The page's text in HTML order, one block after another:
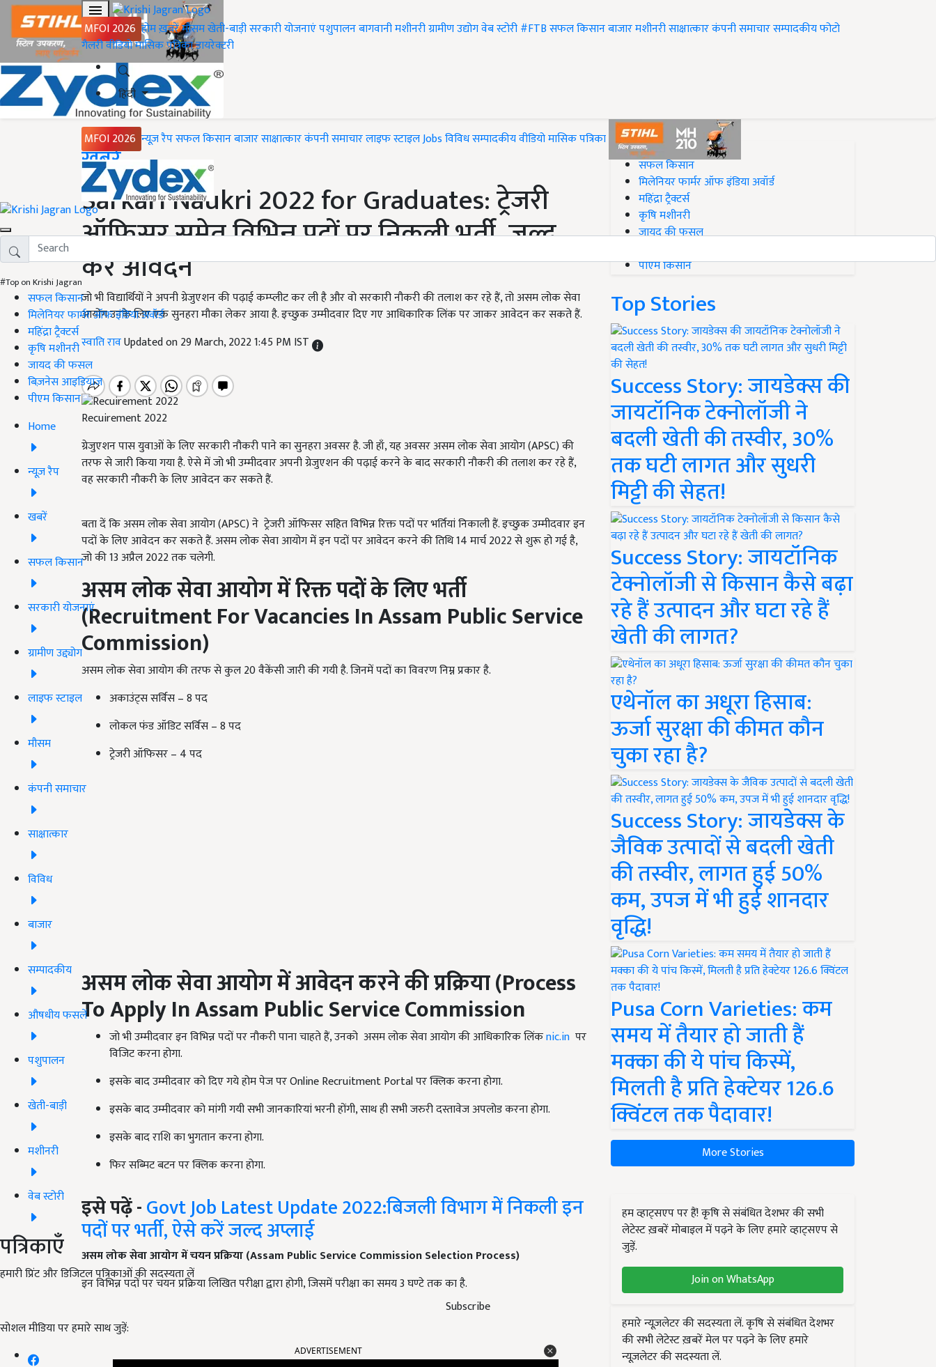
MFOI 2026 होमख़बरेंमौसमखेती-बाड़ीसरकारी योजनाएंपशुपालनबागवानीमशीनरीग्रामीण उद्योगवेब स्टोरी#FTBसफल किसानबाजारमशीनरीसाक्षात्कारकंपनी समाचारसम्पादकीयफोटो
गैलरीवीडियोमासिक पत्रिकाडायरेक्टरी
हिंदी
MFOI 2026 न्यूज़ रैपसफल किसानबाजारसाक्षात्कारकंपनी समाचारलाइफ स्टाइलJobsविविधसम्पादकीयवीडियोमासिक पत्रिका
#Top on Krishi Jagran
सफल किसान
मिलेनियर फार्मर ऑफ इंडिया अवॉर्ड
महिंद्रा ट्रैक्टर्स
कृषि मशीनरी
जायद की फसल
बिज़नेस आइडियाज
पीएम किसान
Home
न्यूज़ रैप
खबरें
सफल किसान
सरकारी योजनाएं
ग्रामीण उद्द्योग
लाइफ स्टाइल
मौसम
कंपनी समाचार
साक्षात्कार
विविध
बाजार
सम्पादकीय
औषधीय फसलें
पशुपालन
खेती-बाड़ी
मशीनरी
वेब स्टोरी
पत्रिकाएँ
हमारी प्रिंट और डिजिटल पत्रिकाओं की सदस्यता लें
Subscribe
सोशल मीडिया पर हमारे साथ जुड़ें:
Home
ख़बरें
Sarkari Naukri 2022 for Graduates: ट्रेजरी
ऑफिसर समेत विभिन्न पदों पर निकली भर्ती, जल्द
करें आवेदन
जो भी विद्यार्थियों ने अपनी ग्रेजुएशन की पढ़ाई कम्प्लीट कर ली है और वो सरकारी नौकरी की तलाश कर रहे हैं, तो असम लोक सेवा
आयोग उनके लिए एक सुनहरा मौका लेकर आया है. इच्छुक उम्मीदवार दिए गए आधिकारिक लिंक पर जाकर आवेदन कर सकते हैं.
स्वाति रावUpdated on 29 March, 2022 1:45 PM IST
Recuirement 2022
ग्रेजुएशन पास युवाओं के लिए सरकारी नौकरी पाने का सुनहरा अवसर है. जी हाँ, यह अवसर असम लोक सेवा आयोग (APSC) की
तरफ से जारी किया गया है. ऐसे में जो भी उम्मीदवार अपनी ग्रेजुएशन की पढ़ाई करने के बाद सरकारी नौकरी की तलाश कर रहे हैं,
वह सरकारी नौकरी के लिए आवेदन कर सकते हैं.
बता दें कि असम लोक सेवा आयोग (APSC) ने ट्रेजरी ऑफिसर सहित विभिन्न रिक्त पदों पर भर्तियां निकाली हैं. इच्छुक उम्मीदवार इन
पदों के लिए आवेदन कर सकते हैं. असम लोक सेवा आयोग में इन पदों पर आवेदन करने की तिथि 14 मार्च 2022 से शुरू हो गई है,
जो की 13 अप्रैल 2022 तक चलेगी.
असम लोक सेवा आयोग में रिक्त पदों के लिए भर्ती
(Recruitment For Vacancies In Assam Public Service
Commission)
असम लोक सेवा आयोग की तरफ से कुल 20 वैकेंसी जारी की गयी है. जिनमें पदों का विवरण निम्न प्रकार है.
अकाउंट्स सर्विस – 8 पद
लोकल फंड ऑडिट सर्विस – 8 पद
ट्रेजरी ऑफिसर – 4 पद
असम लोक सेवा आयोग में आवेदन करने की प्रक्रिया (Process
To Apply In Assam Public Service Commission
जो भी उम्मीदवार इन विभिन्न पदों पर नौकरी पाना चाहते हैं, उनको असम लोक सेवा आयोग की आधिकारिक लिंकnic.in पर
विजिट करना होगा.
इसके बाद उम्मीदवार को दिए गये होम पेज पर Online Recruitment Portal पर क्लिक करना होगा.
इसके बाद उम्मीदवार को मांगी गयी सभी जानकारियां भरनी होंगी, साथ ही सभी जरुरी दस्तावेज अपलोड करना होगा.
इसके बाद राशि का भुगतान करना होगा.
फिर सब्मिट बटन पर क्लिक करना होगा.
इसे पढ़ें -Govt Job Latest Update 2022:बिजली विभाग में निकली इन
पदों पर भर्ती, ऐसे करें जल्द अप्लाई
असम लोक सेवा आयोग में चयन प्रक्रिया (Assam Public Service Commission Selection Process)
इन विभिन्न पदों पर चयन प्रक्रिया लिखित परीक्षा द्वारा होगी, जिसमें परीक्षा का समय 3 घण्टे तक का है.
#Top on Krishi Jagran
सफल किसान
मिलेनियर फार्मर ऑफ इंडिया अवॉर्ड
महिंद्रा ट्रैक्टर्स
कृषि मशीनरी
जायद की फसल
पीएम किसान
Top Stories
Success Story: जायडेक्स की
जायटॉनिक टेक्नोलॉजी ने
बदली खेती की तस्वीर, 30%
तक घटी लागत और सुधरी
मिट्टी की सेहत!
Success Story: जायटॉनिक
टेक्नोलॉजी से किसान कैसे बढ़ा
रहे हैं उत्पादन और घटा रहे हैं
खेती की लागत?
एथेनॉल का अधूरा हिसाब:
ऊर्जा सुरक्षा की कीमत कौन
चुका रहा है?
Success Story: जायडेक्स के
जैविक उत्पादों से बदली खेती
की तस्वीर, लागत हुई 50%
कम, उपज में भी हुई शानदार
वृद्धि!
Pusa Corn Varieties: कम
समय में तैयार हो जाती हैं
मक्का की ये पांच किस्में,
मिलती है प्रति हेक्टेयर 126.6
क्विंटल तक पैदावार!
More Stories
हम व्हाट्सएप पर हैं! कृषि से संबंधित देशभर की सभी
लेटेस्ट ख़बरें मोबाइल में पढ़ने के लिए हमारे व्हाट्सएप से
जुड़ें.
Join on WhatsApp
हमारे न्यूज़लेटर की सदस्यता लें. कृषि से संबंधित देशभर
की सभी लेटेस्ट ख़बरें मेल पर पढ़ने के लिए हमारे
न्यूज़लेटर की सदस्यता लें.